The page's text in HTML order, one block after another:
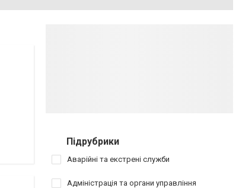
Підрубрики
Аварійні та екстрені служби
Адміністрація та органи управління